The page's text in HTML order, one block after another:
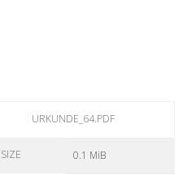
URKUNDE_64.PDF
0.1 MiB